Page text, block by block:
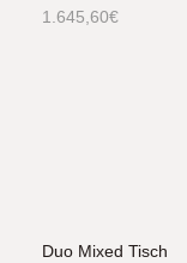
1.645,60€
Duo Mixed Tisch